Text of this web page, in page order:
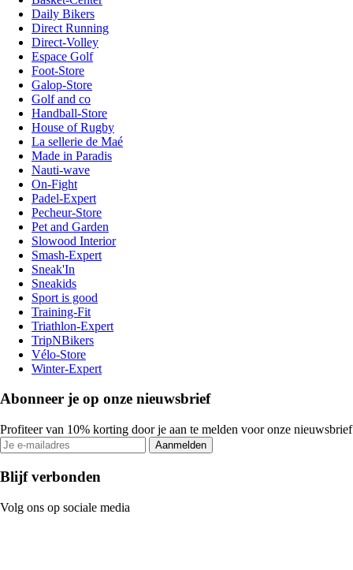
Daily Bikers
Direct Running
Direct-Volley
Espace Golf
Foot-Store
Galop-Store
Golf and co
Handball-Store
House of Rugby
La sellerie de Maé
Made in Paradis
Nauti-wave
On-Fight
Padel-Expert
Pecheur-Store
Pet and Garden
Slowood Interior
Smash-Expert
Sneak'In
Sneakids
Sport is good
Training-Fit
Triathlon-Expert
TripNBikers
Vélo-Store
Winter-Expert
Abonneer je op onze nieuwsbrief
Profiteer van 10% korting door je aan te melden voor onze nieuwsbrief
Aanmelden
Blijf verbonden
Volg ons op sociale media